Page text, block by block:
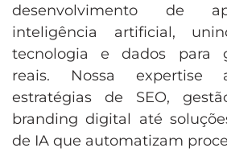
desenvolvimento de
inteligência artificial,
tecnologia e dados para
reais. Nossa expertise
estratégias de SEO,
branding digital até
de IA que automatizam